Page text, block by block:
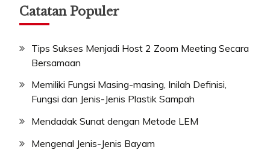
Catatan Populer
Tips Sukses Menjadi Host 2 Zoom Meeting Secara
Bersamaan
Memiliki Fungsi Masing-masing, Inilah Definisi,
Fungsi dan Jenis-Jenis Plastik Sampah
Mendadak Sunat dengan Metode LEM
Mengenal Jenis-Jenis Bayam